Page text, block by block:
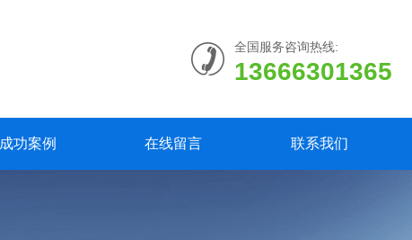
全国服务咨询热线:
13666301365
成功案例 在线留言 联系我们